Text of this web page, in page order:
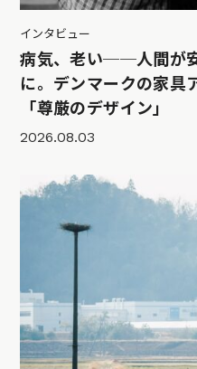
インタビュー
病気、老い──人間が
に。デンマークの家具
「尊厳のデザイン」
2026.08.03